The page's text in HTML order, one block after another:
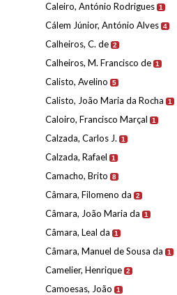
Caleiro, António Rodrigues 1
Cálem Júnior, António Alves 4
Calheiros, C. de 2
Calheiros, M. Francisco de 1
Calisto, Avelino 5
Calisto, João Maria da Rocha 1
Caloiro, Francisco Marçal 1
Calzada, Carlos J. 1
Calzada, Rafael 1
Camacho, Brito 8
Câmara, Filomeno da 2
Câmara, João Maria da 1
Câmara, Leal da 1
Câmara, Manuel de Sousa da 1
Camelier, Henrique 2
Camoesas, João 1